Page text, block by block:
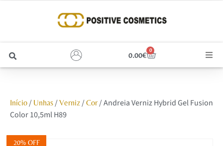
0.00€
0
Unhas
Início/ Unhas/ Verniz/ Cor/ Andreia Verniz Hybrid Gel Fusion
Color 10,5ml H89
20% OFF